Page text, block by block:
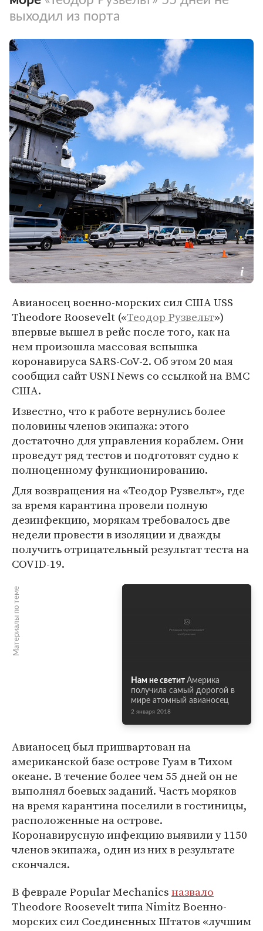
выходил из порта
Авианосец военно-морских сил США USS
Theodore Roosevelt («Теодор Рузвельт»)
впервые вышел в рейс после того, как на
нем произошла массовая вспышка
коронавируса SARS-CoV-2. Об этом 20 мая
сообщил сайт USNI News со ссылкой на ВМС
США.
Известно, что к работе вернулись более
половины членов экипажа: этого
достаточно для управления кораблем. Они
проведут ряд тестов и подготовят судно к
полноценному функционированию.
Для возвращения на «Теодор Рузвельт», где
за время карантина провели полную
дезинфекцию, морякам требовалось две
недели провести в изоляции и дважды
получить отрицательный результат теста на
COVID-19.
Материалы по теме
Нам не светит Америка
получила самый дорогой в
мире атомный авианосец
2 января 2018
Авианосец был пришвартован на
американской базе острове Гуам в Тихом
океане. В течение более чем 55 дней он не
выполнял боевых заданий. Часть моряков
на время карантина поселили в гостиницы,
расположенные на острове.
Коронавирусную инфекцию выявили у 1150
членов экипажа, один из них в результате
скончался.
В феврале Popular Mechanicsназвало
Theodore Roosevelt типа Nimitz Военно-
морских сил Соединенных Штатов «лучшим